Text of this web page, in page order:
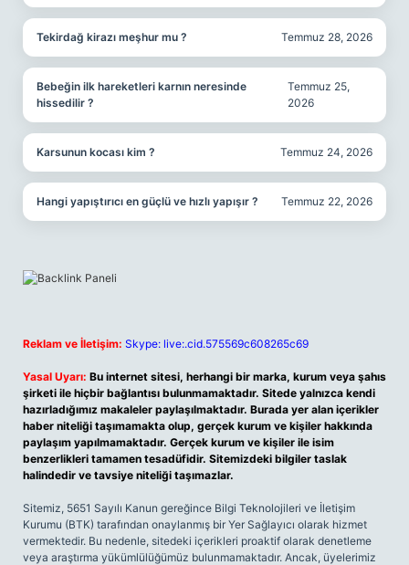
Tekirdağ kirazı meşhur mu ? Temmuz 28, 2026
Bebeğin ilk hareketleri karnın neresinde
hissedilir ?
Temmuz 25,
2026
Karsunun kocası kim ? Temmuz 24, 2026
Hangi yapıştırıcı en güçlü ve hızlı yapışır ? Temmuz 22, 2026
Reklam ve İletişim: Skype: live:.cid.575569c608265c69
Yasal Uyarı: Bu internet sitesi, herhangi bir marka, kurum veya şahıs
şirketi ile hiçbir bağlantısı bulunmamaktadır. Sitede yalnızca kendi
hazırladığımız makaleler paylaşılmaktadır. Burada yer alan içerikler
haber niteliği taşımamakta olup, gerçek kurum ve kişiler hakkında
paylaşım yapılmamaktadır. Gerçek kurum ve kişiler ile isim
benzerlikleri tamamen tesadüfidir. Sitemizdeki bilgiler taslak
halindedir ve tavsiye niteliği taşımazlar.
Sitemiz, 5651 Sayılı Kanun gereğince Bilgi Teknolojileri ve İletişim
Kurumu (BTK) tarafından onaylanmış bir Yer Sağlayıcı olarak hizmet
vermektedir. Bu nedenle, sitedeki içerikleri proaktif olarak denetleme
veya araştırma yükümlülüğümüz bulunmamaktadır. Ancak, üyelerimiz